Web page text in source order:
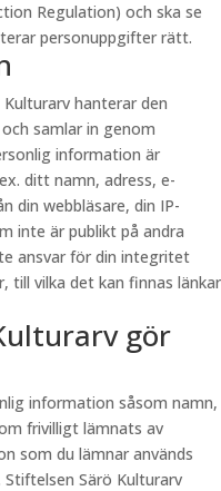
Regulation) och ska se
personuppgifter rätt.
hanterar den
samlar in genom
information är
ditt namn, adress, e-
din webbläsare, din IP-
inte är publikt på andra
ansvar för din integritet
till vilka det kan finnas länkar
gör
information såsom namn,
frivilligt lämnats av
som du lämnar används
Särö Kulturarv